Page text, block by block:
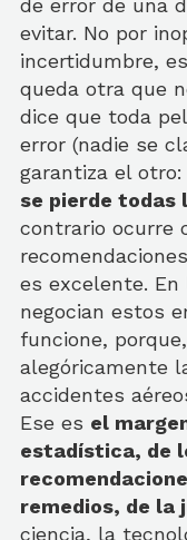
de error de una
evitar. No por
incertidumbre,
queda otra que
dice que toda
error (nadie se
garantiza el otro:
se pierde todas
contrario ocurre
es excelente.
negocian estos
funcione,
alegóricamente
accidentes
Ese es el
estadística, de
remedios, de la
ciencia, la